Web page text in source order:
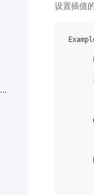
设置插值